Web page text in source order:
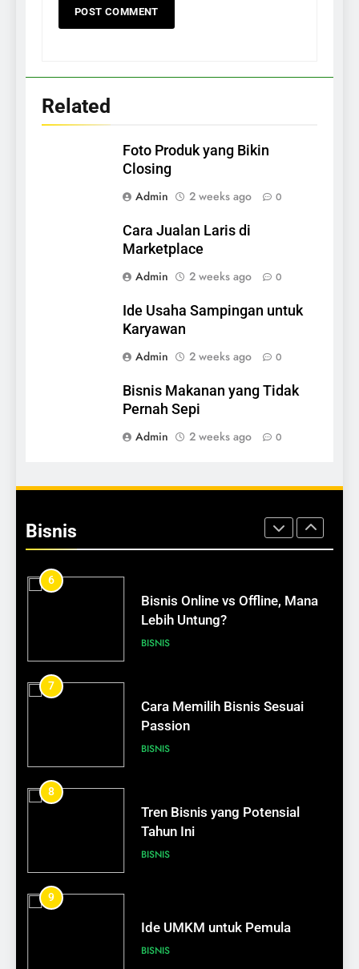
Related
Foto Produk yang Bikin
Closing
Admin
2 weeks ago 0
Cara Jualan Laris di
Marketplace
Admin
2 weeks ago 0
Ide Usaha Sampingan untuk
Karyawan
Admin
2 weeks ago 0
Bisnis Makanan yang Tidak
Pernah Sepi
Admin
2 weeks ago 0
Bisnis
BISNIS
Foto Produk yang Bikin Closing
Cara Jualan Laris di
Marketplace
Ide Usaha Sampingan untuk
Karyawan
BISNIS
Bisnis Makanan yang Tidak
Pernah Sepi
BISNIS
6
Bisnis Online vs Offline, Mana
Lebih Untung?
BISNIS
7
Cara Memilih Bisnis Sesuai
Passion
BISNIS
8
Tren Bisnis yang Potensial
Tahun Ini
BISNIS
9
Ide UMKM untuk Pemula
BISNIS
624
Peran Jurnal Harian dalam
Pengembangan Diri
SELF DEVELOPMENT
625
Seni Mengucap “Tidak”:
Membangun Batasan Sehat
SELF DEVELOPMENT
626
Bagaimana Mengelola Stres
dengan Bijak